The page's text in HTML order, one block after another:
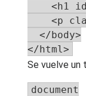
<h1
<p
  </body>
</html>
Se vuelve un
document